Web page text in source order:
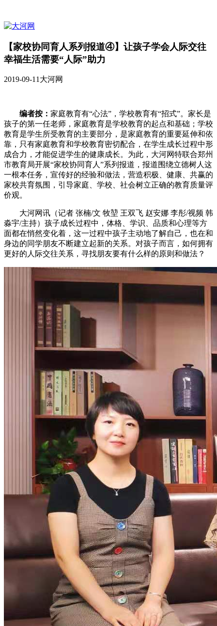
【家校协同育人系列报道④】让孩子学会人际交往
幸福生活需要“人际”助力
2019-09-11大河网
编者按： 家庭教育有“心法”，学校教育有“招式”。家长是
孩子的第一任老师，家庭教育是学校教育的起点和基础；学校
教育是学生所受教育的主要部分，是家庭教育的重要延伸和依
靠，只有家庭教育和学校教育密切配合，在学生成长过程中形
成合力，才能促进学生的健康成长。为此，大河网特联合郑州
市教育局开展“家校协同育人”系列报道，报道围绕立德树人这
一根本任务，宣传好的经验和做法，营造积极、健康、共赢的
家校共育氛围，引导家庭、学校、社会树立正确的教育质量评
价观。
大河网讯（记者 张楠/文 牧堃 王双飞 赵安娜 李彤/视频 韩
淼宇/主持）孩子成长过程中，体格、学识、品质和心理等方
面都在悄然变化着，这一过程中孩子主动地了解自己，也在和
身边的同学朋友不断建立起新的关系。对孩子而言，如何拥有
更好的人际交往关系，寻找朋友要有什么样的原则和做法？